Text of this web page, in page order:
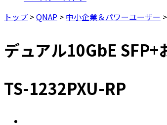
トップ >QNAP > 中小企業＆パワーユーザー >
デュアル10GbE
TS-1232PXU-RP